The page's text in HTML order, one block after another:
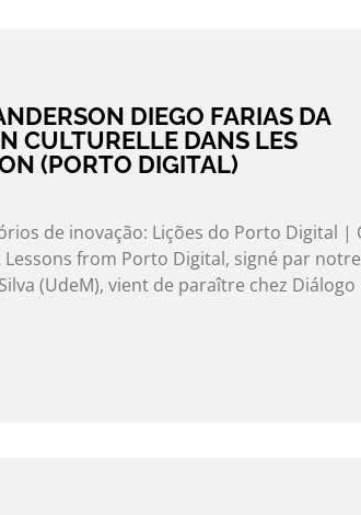
DIEGO FARIAS DA
CULTURELLE DANS LES
(PORTO DIGITAL)
de inovação: Lições do Porto Digital |
from Porto Digital, signé par notre
(UdeM), vient de paraître chez Diálogo